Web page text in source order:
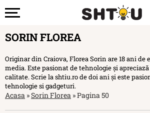
SORIN FLOREA
Originar din Craiova, Florea Sorin are 18 ani de
media. Este pasionat de tehnologie și
calitate. Scrie la shtiu.ro de doi ani și este
tehnologie si gadgeturi.
Acasa »Sorin Florea »Pagina 50